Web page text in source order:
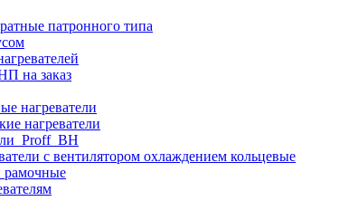
патронного типа
на заказ
нагреватели
нагреватели
с вентилятором охлаждением кольцевые
рамочные